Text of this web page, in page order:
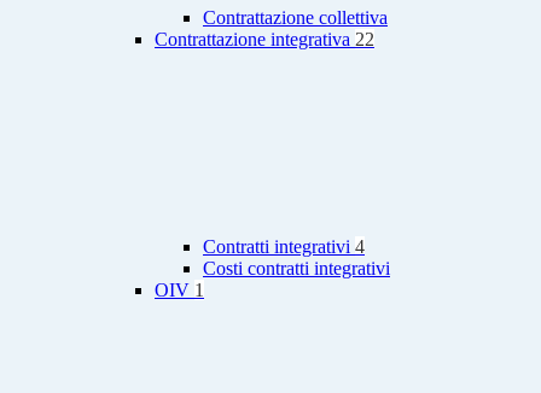
Contrattazione collettiva
Contrattazione integrativa 22
Contratti integrativi 4
Costi contratti integrativi
OIV 1